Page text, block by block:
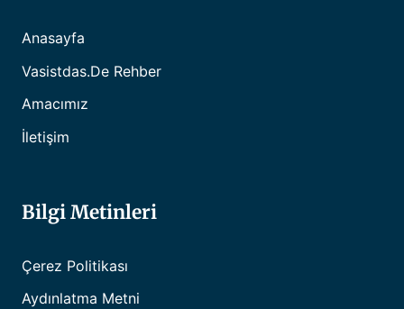
Anasayfa
Vasistdas.de Rehber
Amacımız
İletişim
Bilgi Metinleri
Çerez Politikası
Aydınlatma Metni